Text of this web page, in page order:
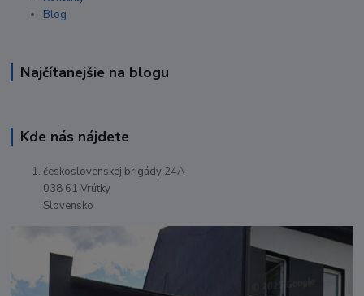
Blog
Najčítanejšie na blogu
Kde nás nájdete
československej brigády 24A
038 61 Vrútky
Slovensko